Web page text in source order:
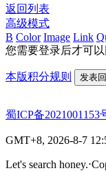
返回列表
高级模式
B Color Image Link
您需要登录后才可
本版积分规则 发表
蜀ICP备2021001153
GMT+8, 2026-8-7
Let's search honey.⋅